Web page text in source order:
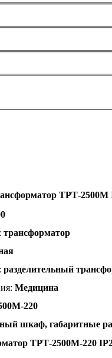
ТРТ-2500М
трансформатор
разделительный
Медицина
220
шкаф, габаритные
ТРТ-2500М-220